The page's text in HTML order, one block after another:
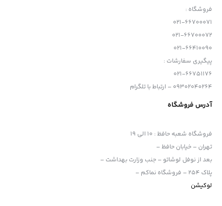
فروشگاه :
021-66700071
021-66700072
021-66410090
پیگیری سفارشات :
021-66751176
09302040264 – ارتباط با تلگرام
آدرس فروشگاه
فروشگاه شعبه حافظ: 10 الی 19
تهران – خیابان حافظ –
بعد از نوفل لوشاتو – جنب وزارت بهداشت –
پلاک 254 – فروشگاه نماکم –
لوکیشن